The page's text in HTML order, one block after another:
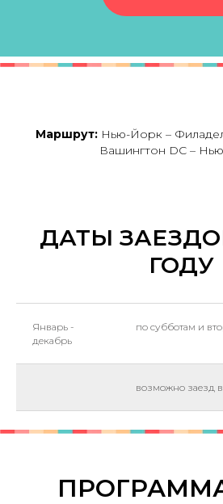
Маршрут: Нью-Йорк –
Вашингтон DC –
ДАТЫ
ГОДУ
Январь -
декабрь
по субботам и
возможно заезд